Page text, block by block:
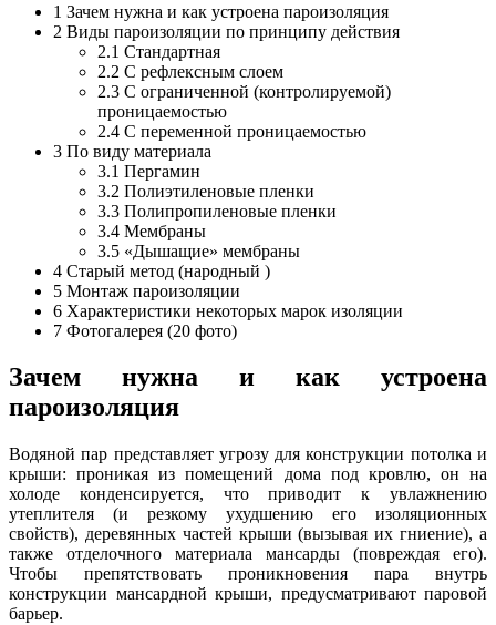
1 Зачем нужна и как устроена пароизоляция
2 Виды пароизоляции по принципу действия
2.1 Стандартная
2.2 С рефлексным слоем
2.3 С ограниченной (контролируемой)
проницаемостью
2.4 С переменной проницаемостью
3 По виду материала
3.1 Пергамин
3.2 Полиэтиленовые пленки
3.3 Полипропиленовые пленки
3.4 Мембраны
3.5 «Дышащие» мембраны
4 Старый метод (народный )
5 Монтаж пароизоляции
6 Характеристики некоторых марок изоляции
7 Фотогалерея (20 фото)
Зачем нужна и как устроена
пароизоляция
Водяной пар представляет угрозу для конструкции потолка и
крыши: проникая из помещений дома под кровлю, он на
холоде конденсируется, что приводит к увлажнению
утеплителя (и резкому ухудшению его изоляционных
свойств), деревянных частей крыши (вызывая их гниение), а
также отделочного материала мансарды (повреждая его).
Чтобы препятствовать проникновения пара внутрь
конструкции мансардной крыши, предусматривают паровой
барьер.